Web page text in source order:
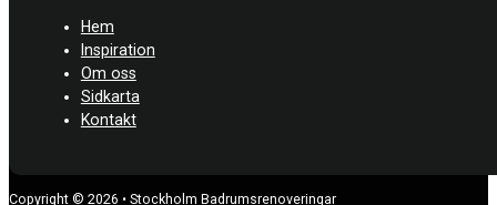
Hem
Inspiration
Om oss
Sidkarta
Kontakt
Copyright © 2026 • Stockholm Badrumsrenoveringar